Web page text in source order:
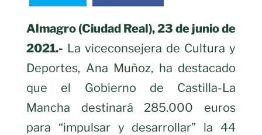
Almagro (Ciudad Real), 23 de junio de
2021.- La viceconsejera de Cultura y
Deportes, Ana Muñoz, ha destacado
que el Gobierno de Castilla-La
Mancha destinará 285.000 euros
para “impulsar y desarrollar” la 44